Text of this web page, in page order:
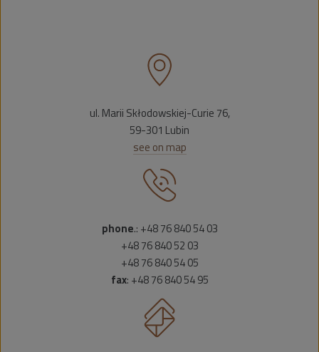
ul. Marii Skłodowskiej-Curie 76,
59-301 Lubin
see on map
phone.: +48 76 840 54 03
+48 76 840 52 03
+48 76 840 54 05
fax: +48 76 840 54 95